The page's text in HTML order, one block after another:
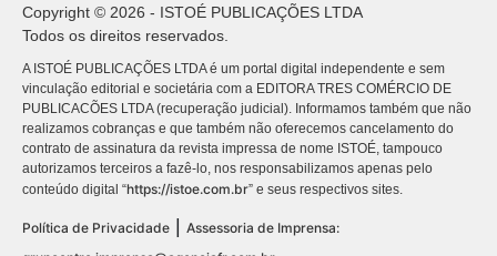
Copyright © 2026 - ISTOÉ PUBLICAÇÕES LTDA
Todos os direitos reservados.
A ISTOÉ PUBLICAÇÕES LTDA é um portal digital independente e sem
vinculação editorial e societária com a EDITORA TRES COMÉRCIO DE
PUBLICACÕES LTDA (recuperação judicial). Informamos também que não
realizamos cobranças e que também não oferecemos cancelamento do
contrato de assinatura da revista impressa de nome ISTOÉ, tampouco
autorizamos terceiros a fazê-lo, nos responsabilizamos apenas pelo
conteúdo digital “https://istoe.com.br” e seus respectivos sites.
Política de Privacidade | Assessoria de Imprensa: